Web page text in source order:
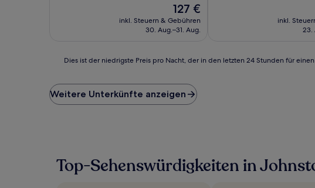
Der
Preis
beträgt
127 €
inkl. Steuern & Gebühren
30. Aug.–31. Aug.
inkl.
23.
der
niedrigste
Preis
letzten
24 Stunden
Dies ist der niedrigste Preis pro Nacht, der in den letzten 24 Stunden für
Weitere Unterkünfte anzeigen
Top-Sehenswürdigkeiten in